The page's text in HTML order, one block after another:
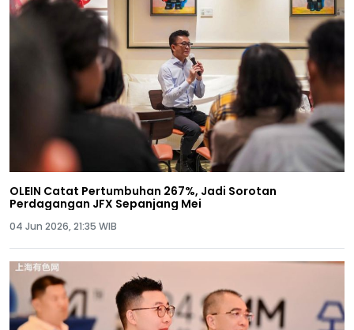
OLEIN Catat Pertumbuhan 267%, Jadi Sorotan
Perdagangan JFX Sepanjang Mei
04 Jun 2026, 21:35 WIB